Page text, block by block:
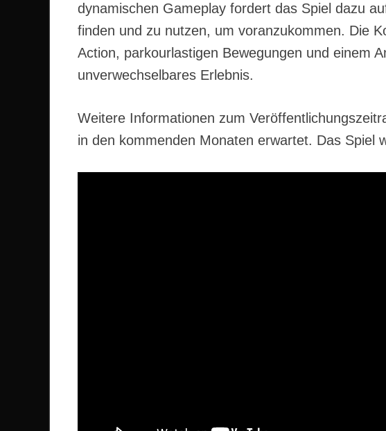
dynamischen Gameplay fordert das Spiel dazu
finden und zu nutzen, um voranzukommen. Die
Action, parkourlastigen Bewegungen und einem
unverwechselbares Erlebnis.
Weitere Informationen zum
in den kommenden Monaten erwartet. Das Spiel